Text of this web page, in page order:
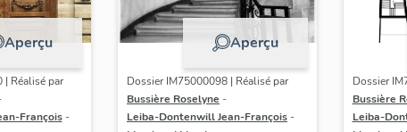
Aperçu
| Réalisé par
François -
Aperçu
Dossier IM75000098 | Réalisé par
Bussière Roselyne -
Leiba-Dontenwill Jean-François -
Dossier
Bussière
Leiba-